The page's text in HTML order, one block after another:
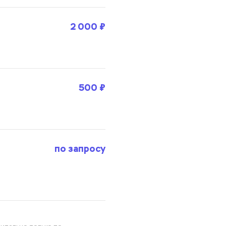
2 000 ₽
500 ₽
по запросу